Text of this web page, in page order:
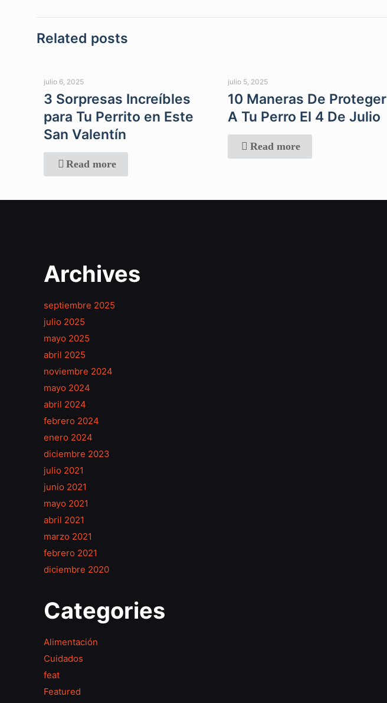
Related posts
julio 6, 2025
3 Sorpresas Increíbles
para Tu Perrito en Este
San Valentín
Read more
julio 5, 2025
10 Maneras De Proteger
A Tu Perro El 4 De Julio
Read more
Archives
septiembre 2025
julio 2025
mayo 2025
abril 2025
noviembre 2024
mayo 2024
abril 2024
febrero 2024
enero 2024
diciembre 2023
julio 2021
junio 2021
mayo 2021
abril 2021
marzo 2021
febrero 2021
diciembre 2020
Categories
Alimentación
Cuidados
feat
Featured